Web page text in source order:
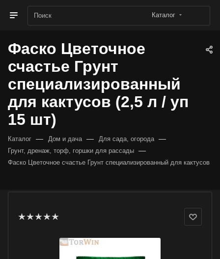
Каталог
Фаско Цветочное
счастье Грунт
специализированный
для кактусов (2,5 л / уп
15 шт)
Каталог — Дом и дача — Для сада, огорода —
Грунт, дренаж, торф, горшки для рассады —
Фаско Цветочное счастье Грунт специализированный для кактусов